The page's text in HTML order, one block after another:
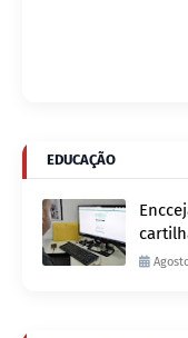
EDUCAÇÃO